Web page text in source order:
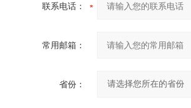
联系电话：
常用邮箱：
省份：